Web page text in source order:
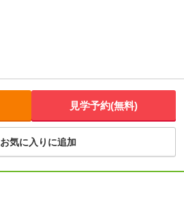
見学予約(無料)
お気に入りに追加